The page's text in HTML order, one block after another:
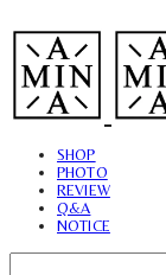
SHOP
PHOTO
REVIEW
Q&A
NOTICE